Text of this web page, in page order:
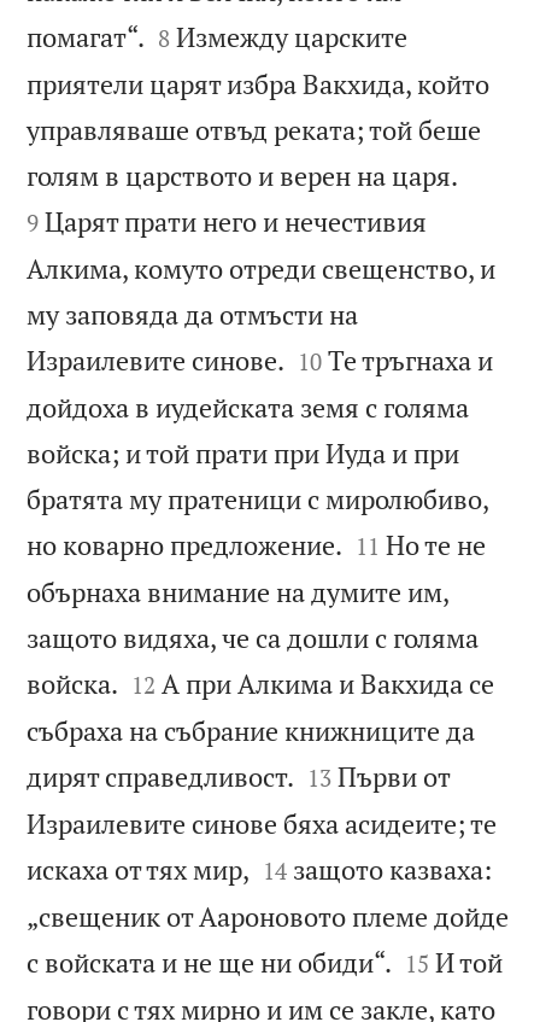
помагат“. 

8 Измежду царските
приятели царят избра Вакхида, който
управляваше отвъд реката; той беше
голям в царството и верен на царя.
9 Царят прати него и нечестивия
Алкима, комуто отреди свещенство, и
му заповяда да отмъсти на
Израилевите синове. 

10 Те тръгнаха и
дойдоха в иудейската земя с голяма
войска; и той прати при Иуда и при
братята му пратеници с миролюбиво,
но коварно предложение. 

11 Но те не
обърнаха внимание на думите им,
защото видяха, че са дошли с голяма
войска. 

12 А при Алкима и Вакхида се
събраха на събрание книжниците да
дирят справедливост. 

13 Първи от
Израилевите синове бяха асидеите; те
искаха от тях мир, 

14 защото казваха:
„свещеник от Аароновото племе дойде
с войската и не ще ни обиди“. 

15 И той
говори с тях мирно и им се закле, като